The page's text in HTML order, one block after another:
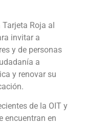
Roja al
invitar a
y de personas
a
y renovar su
de la OIT y
encuentran en